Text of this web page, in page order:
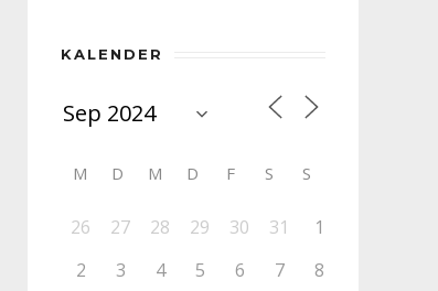
KALENDER
M D M D F S S
26 27 28 29 30 31
1
2
3 4 5 6 7
8